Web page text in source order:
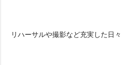
リハーサルや撮影など充実した日